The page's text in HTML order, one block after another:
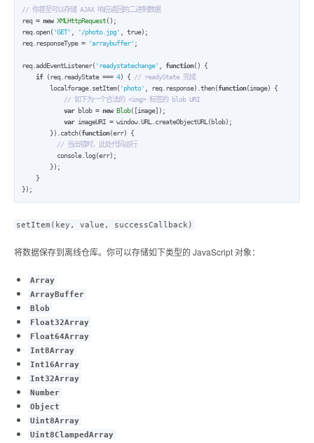
// 你甚至可以存储 AJAX 响应返回的二进制数据
req = new XMLHttpRequest();
req.open( 'GET' '/photo.jpg' , true);
req.responseType = 'arraybuffer' ;
req.addEventListener( 'readystatechange' function() {
if (req.readyState === 4) {
// readyState 完成
        localforage.setItem(
'photo' , req.response).then(function(image) {
// 如下为一个合法的 <img> 标签的 blob URI
var blob = new Blob([image]);
var imageURI = window.URL.createObjectURL(blob);
        }).catch(
function(err) {
// 当出错时，此处代码运行
          console.log(err);
        });
    }
});
setItem(key, value, successCallback)
将数据保存到离线仓库。你可以存储如下类型的 JavaScript 对象：
Array
ArrayBuffer
Blob
Float32Array
Float64Array
Int8Array
Int16Array
Int32Array
Number
Object
Uint8Array
Uint8ClampedArray